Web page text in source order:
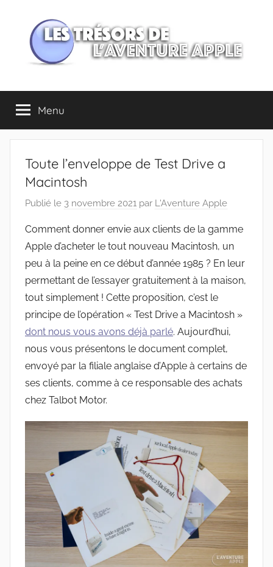
contenu
Les
trésors
de
l'Aventure
Apple
Menu
Toute l’enveloppe de Test Drive a
Macintosh
Publié le 3 novembre 2021 par L'Aventure Apple
Comment donner envie aux clients de la gamme
Apple d’acheter le tout nouveau Macintosh, un
peu à la peine en ce début d’année 1985 ? En leur
permettant de l’essayer gratuitement à la maison,
tout simplement ! Cette proposition, c’est le
principe de l’opération « Test Drive a Macintosh »
dont nous vous avons déjà parlé. Aujourd’hui,
nous vous présentons le document complet,
envoyé par la filiale anglaise d’Apple à certains de
ses clients, comme à ce responsable des achats
chez Talbot Motor.